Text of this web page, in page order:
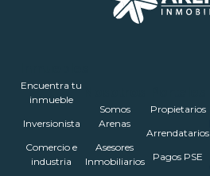
Encuentra tu
inmueble
Inversionista
Comercio e
industria
Somos
Arenas
Asesores
Inmobiliarios
Propietarios
Arrendatarios
Pagos PSE